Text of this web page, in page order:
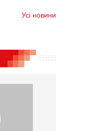
Усі новини